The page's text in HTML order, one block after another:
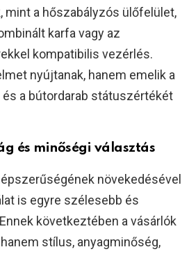
mint a hőszabályzós ülőfelület,
karfa vagy az
kompatibilis vezérlés.
nyújtanak, hanem emelik a
a bútordarab státuszértékét
és minőségi választás
növekedésével
is egyre szélesebb és
következtében a vásárlók
stílus, anyagminőség,